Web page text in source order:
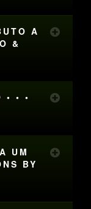
A
&
• • •
UM
BY